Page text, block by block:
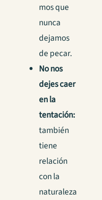
mos que
nunca
dejamos
de pecar.
No nos
dejes caer
en la
tentación:
también
tiene
relación
con la
naturaleza